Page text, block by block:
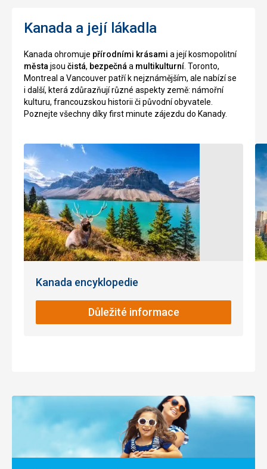
Kanada a její lákadla
Kanada ohromuje přírodními krásami a její kosmopolitní
městajsou čistá, bezpečnáa multikulturní. Toronto,
Montreal a Vancouver patří k nejznámějším, ale nabízí se
i další, která zdůrazňují různé aspekty země: námořní
kulturu, francouzskou historii či původní obyvatele.
Poznejte všechny díky first minute zájezdu do Kanady.
Kanada encyklopedie
Důležité informace